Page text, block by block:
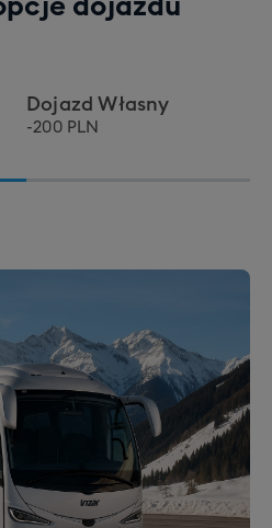
dojazdu
Dojazd Własny
-200 PLN